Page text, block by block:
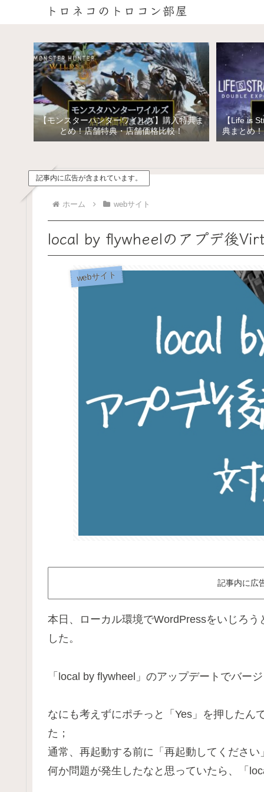
トロネコのトロコン部屋
【モンスターハンターワイルズ】購入特典ま
とめ！店舗特典・店舗価格比較！
【Life is
典まとめ
イズ ス
記事内に広告が含まれています。
ホーム webサイト
local by flywheelのアプデ後
webサイト
記事内に広
本日、ローカル環境でWordPressをいじろ
した。
「local by flywheel」のアップデートでバー
なにも考えずにポチっと「Yes」を押したん
た；
通常、再起動する前に「再起動してくださ
何か問題が発生したなと思っていたら、「